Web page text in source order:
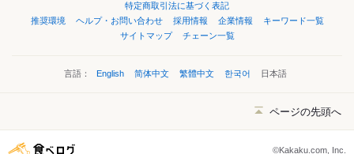
特定商取引法に基づく表記
推奨環境
ヘルプ・お問い合わせ 採用情報 企業情報
キーワード一覧
サイトマップ
チェーン一覧
言語： English 简体中文 繁體中文 한국어 日本語
ページの先頭へ
©Kakaku.com, Inc.